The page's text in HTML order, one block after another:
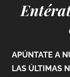
APÚNTATE A
LAS ÚLTIMAS